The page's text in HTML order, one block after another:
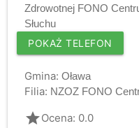
Zdrowotnej FONO
Słuchu
POKAŻ TELEFON
Gmina: Oława
Filia: NZOZ FONO
gradeOcena: 0.0